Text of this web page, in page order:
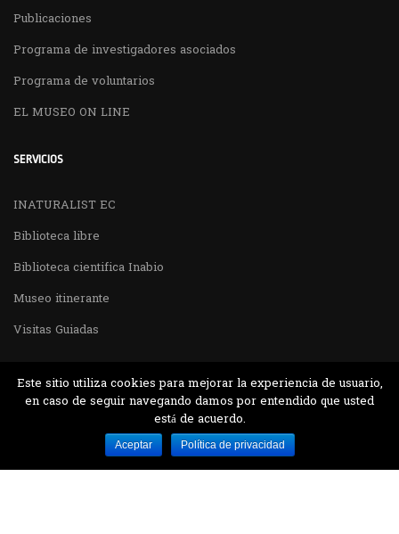
Publicaciones
Programa de investigadores asociados
Programa de voluntarios
EL MUSEO ON LINE
SERVICIOS
INATURALIST EC
Biblioteca libre
Biblioteca cientifica Inabio
Museo itinerante
Visitas Guiadas
Desarrollado por MJTEC.
Este sitio utiliza cookies para mejorar la experiencia de usuario,
en caso de seguir navegando damos por entendido que usted
está de acuerdo.
Aceptar Política de privacidad